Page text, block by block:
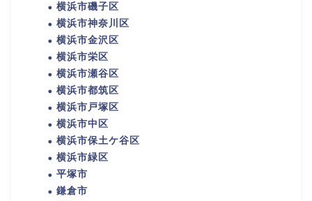
横浜市磯子区
横浜市神奈川区
横浜市金沢区
横浜市栄区
横浜市瀬谷区
横浜市都筑区
横浜市戸塚区
横浜市中区
横浜市保土ケ谷区
横浜市緑区
平塚市
鎌倉市